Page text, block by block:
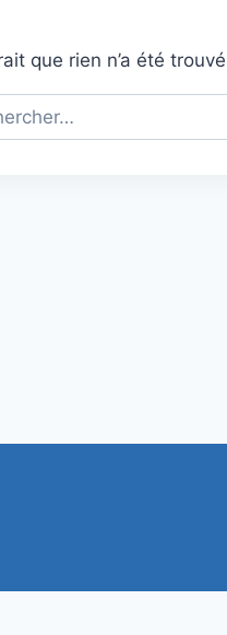
que rien n’a été
: